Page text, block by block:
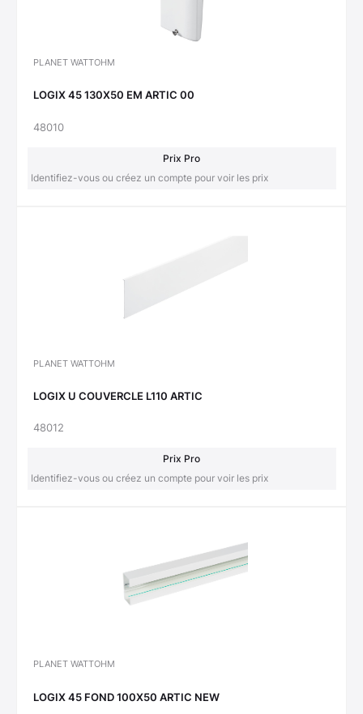
PLANET WATTOHM
LOGIX 45 130X50 EM ARTIC 00
48010
Prix Pro
Identifiez-vous ou créez un compte pour voir les prix
PLANET WATTOHM
LOGIX U COUVERCLE L110 ARTIC
48012
Prix Pro
Identifiez-vous ou créez un compte pour voir les prix
PLANET WATTOHM
LOGIX 45 FOND 100X50 ARTIC NEW